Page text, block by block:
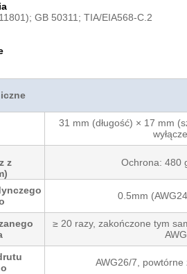
GB 50311; TIA/EIA568-C.2
31 mm (długość) × 17 mm
z
Ochrona: 480
0.5mm
≥ 20 razy, zakończone tym
AWG26/7,